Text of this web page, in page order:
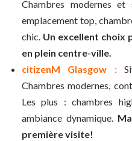
Chambres modernes
emplacement top,
chic. Un excellent choix
en plein centre-ville.
citizenM Glasgow :
Chambres modernes,
Les plus : chambres
ambiance dynamique.
première visite!